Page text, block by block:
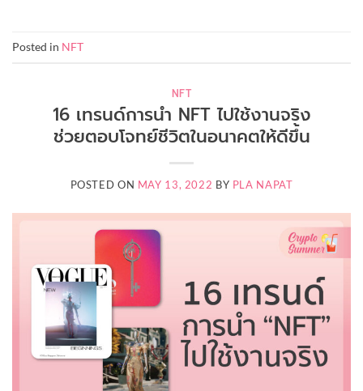
Posted in NFT
NFT
16 เทรนด์การนำ NFT ไปใช้งานจริง
ช่วยตอบโจทย์ชีวิตในอนาคตให้ดีขึ้น
POSTED ON MAY 13, 2022 BY PLA NAPAT